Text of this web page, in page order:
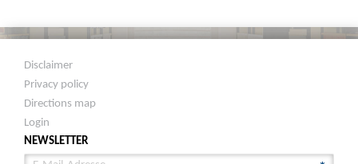
Disclaimer
Privacy policy
Directions map
Login
NEWSLETTER